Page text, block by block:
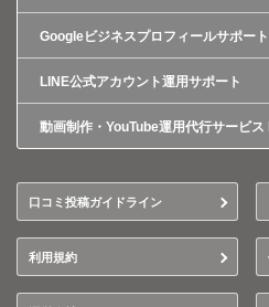
Googleビジネスプロフィールサポート
LINE公式アカウント運用サポート
動画制作・YouTube運用代行サービス
口コミ投稿ガイドライン
利用規約